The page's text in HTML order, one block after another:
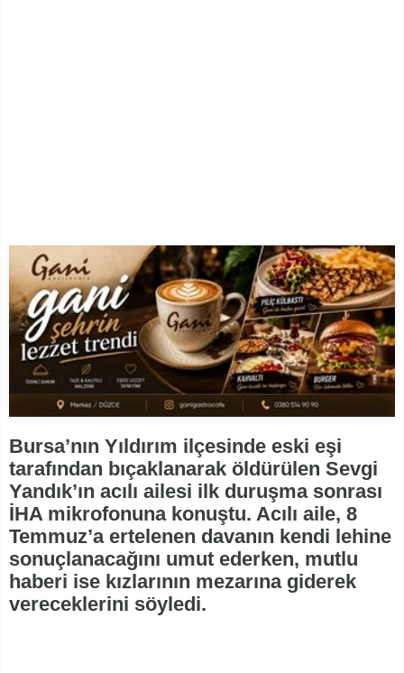
Bursa’nın Yıldırım ilçesinde eski eşi
tarafından bıçaklanarak öldürülen Sevgi
Yandık’ın acılı ailesi ilk duruşma sonrası
İHA mikrofonuna konuştu. Acılı aile, 8
Temmuz’a ertelenen davanın kendi lehine
sonuçlanacağını umut ederken, mutlu
haberi ise kızlarının mezarına giderek
vereceklerini söyledi.